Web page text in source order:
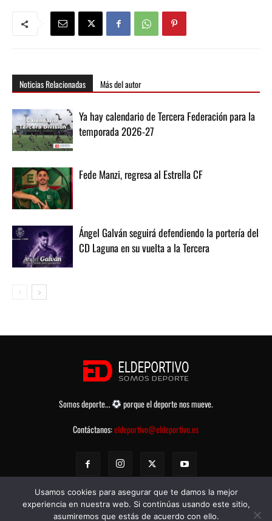
Noticias Relacionadas Más del autor
Ya hay calendario de Tercera Federación para la
temporada 2026-27
Fede Manzi, regresa al Estrella CF
Ángel Galván seguirá defendiendo la portería del
CD Laguna en su vuelta a la Tercera
Somos deporte...
porque el deporte nos mueve.
Contáctanos:eldeportivo@eldeportivo.es
Usamos cookies para asegurar que te damos la mejor
experiencia en nuestra web. Si continúas usando este sitio,
asumiremos que estás de acuerdo con ello.